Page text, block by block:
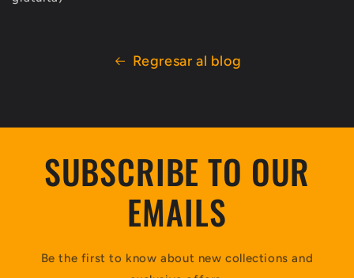
Regresar al blog
SUBSCRIBE TO OUR
EMAILS
Be the first to know about new collections and